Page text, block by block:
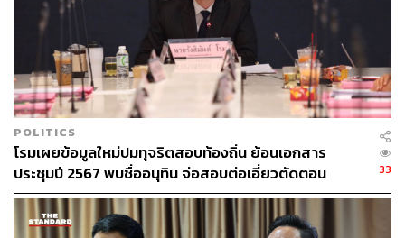
แม้ยังไม่มี สส. เขต แต่เราพัฒนาขึ้นเรื่อยๆ ภายใน 5 ปีที่ผ่าน
มา ตอนเป็นอนาคตใหม่ พรรคได้คะแนนที่อุบลราชธานี
ประมาณ 110,000 คะแนน ต่อมาเลือกตั้ง อบจ. ปี 2563 ได้
มากกว่า 100,000 คะแนน ตอนเป็นก้าวไกล คะแนน สส. เขต
เพิ่มเป็น 180,000 คะแนน ส่วนบัญชีรายชื่อ 320,000 คะแนน
การเลือกตั้งนายก อบจ. เป็นการเลือกตั้งที่มีความสำคัญมาก
นายก อบจ. ได้บริหารงบประมาณมหาศาล ทั่วประเทศมีงบ
ประมาณรวม 66,000 ล้านบาท ดังนั้นถ้าพี่น้องหวงแหนเงิน
ภาษีของตัวเอง ต้องไปใช้สิทธิกันเยอะๆ
POLITICS
โรมเผยข้อมูลใหม่ปมทุจริตสอบท้องถิ่น ย้อนเอกสาร
ประชุมปี 2567 พบชื่ออนุทิน จ่อสอบต่อเอี่ยวตัดตอน
ม.บูรพา หรือไม่
33